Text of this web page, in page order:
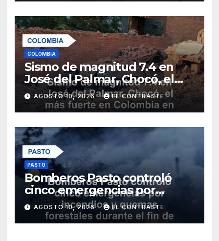
réplicas
COLOMBIA
Sismo de magnitud 7.4 en
José del Palmar, Chocó, el
más fuerte en Colombia en
una década
AGOSTO 10, 2026 EL CONTRASTE
PASTO
Bomberos Pasto controló
cinco emergencias por
incendios y quemas
forestales durante el fin de
semana
AGOSTO 10, 2026 EL CONTRASTE